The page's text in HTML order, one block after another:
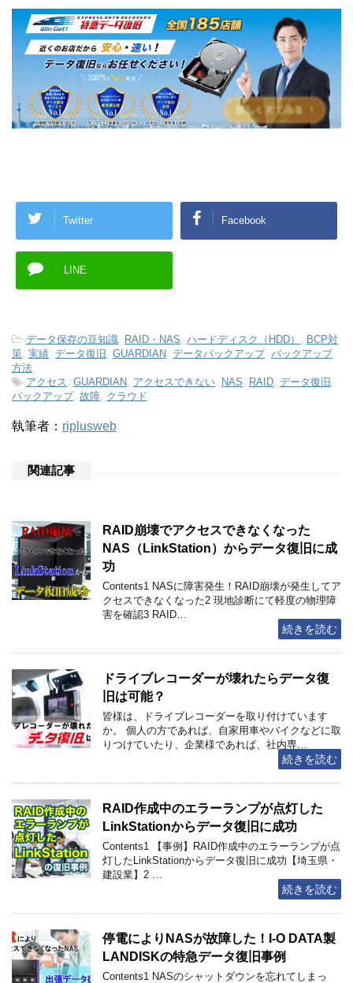
Twitter Facebook
LINE
-データ保存の豆知識 RAID・NAS ハードディスク（HDD）
BCP対
策 実績 データ復旧 GUARDIAN データバックアップ, バックアップ
方法
-アクセス GUARDIAN アクセスできない NAS RAID データ復旧
バックアップ, 故障 クラウド
執筆者： riplusweb
関連記事
RAID崩壊でアクセスできなくなった
NAS（LinkStation）からデータ復旧に成
功
Contents1 NASに障害発生！RAID崩壊が発生してア
クセスできなくなった2 現地診断にて軽度の物理障
害を確認3 RAID…
続きを読む
ドライブレコーダーが壊れたらデータ復
旧は可能？
皆様は、ドライブレコーダーを取り付けています
か。 個人の方であれば、自家用車やバイクなどに取
りつけていたり、企業様であれば、社内専…
続きを読む
RAID作成中のエラーランプが点灯した
LinkStationからデータ復旧に成功
Contents1 【事例】RAID作成中のエラーランプが点
灯したLinkStationからデータ復旧に成功【埼玉県・
建設業】2 …
続きを読む
停電によりNASが故障した！I-O DATA製
LANDISKの特急データ復旧事例
Contents1 NASのシャットダウンを忘れてしまっ